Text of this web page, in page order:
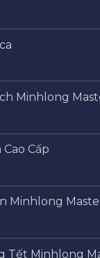
Minhlong
Cấp
Minhlong
Tết Minhlong